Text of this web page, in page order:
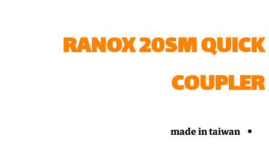
RANOX 20SM QUICK
COUPLER
made in taiwan